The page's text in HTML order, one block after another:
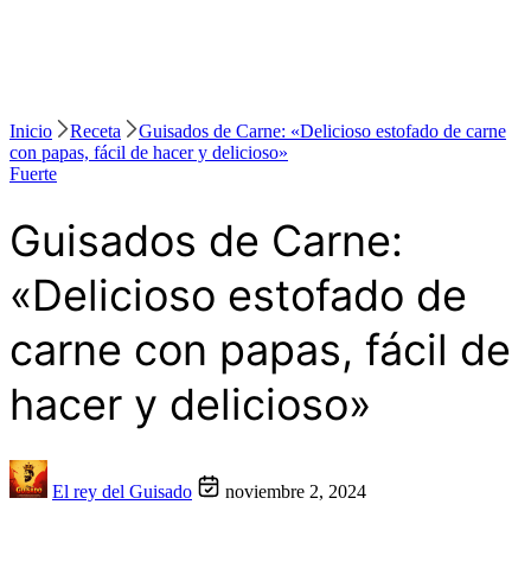
Inicio Receta
Guisados de Carne: «Delicioso estofado de carne
con papas, fácil de hacer y delicioso»
Fuerte
Guisados de Carne:
«Delicioso estofado de
carne con papas, fácil de
hacer y delicioso»
El rey del Guisado noviembre 2, 2024